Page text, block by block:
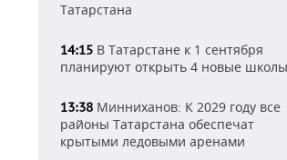
Татарстана
14:15 В Татарстане к 1 сентября
планируют открыть 4 новые школы
13:38 Минниханов: К 2029 году все
районы Татарстана обеспечат
крытыми ледовыми аренами